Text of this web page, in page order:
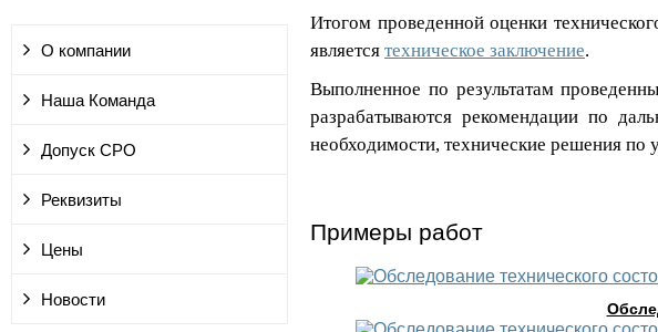
О компании
Наша Команда
Допуск СРО
Реквизиты
Цены
Новости
Итогом проведенной оценки
является техническое заключение.
Выполненное по результатам
разрабатываются рекомендации по
необходимости, технические решения по
Примеры работ